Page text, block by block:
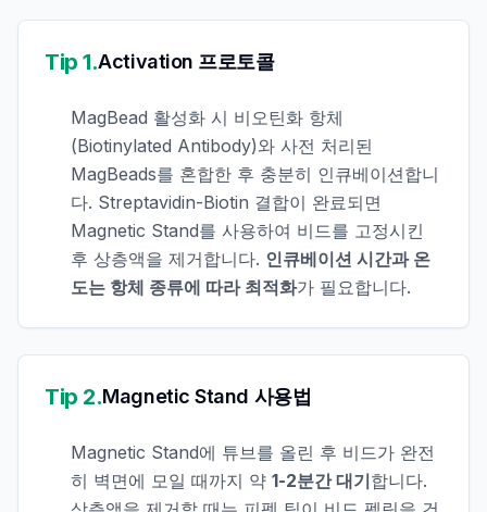
Tip 1.Activation 프로토콜
MagBead 활성화 시 비오틴화 항체
(Biotinylated Antibody)와 사전 처리된
MagBeads를 혼합한 후 충분히 인큐베이션합니
다. Streptavidin-Biotin 결합이 완료되면
Magnetic Stand를 사용하여 비드를 고정시킨
후 상층액을 제거합니다. 인큐베이션 시간과 온
도는 항체 종류에 따라 최적화가 필요합니다.
Tip 2.Magnetic Stand 사용법
Magnetic Stand에 튜브를 올린 후 비드가 완전
히 벽면에 모일 때까지 약 1-2분간 대기합니다.